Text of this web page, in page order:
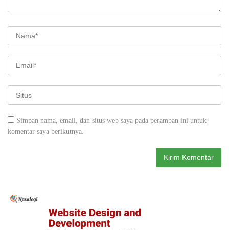
Simpan nama, email, dan situs web saya pada peramban ini untuk
komentar saya berikutnya.